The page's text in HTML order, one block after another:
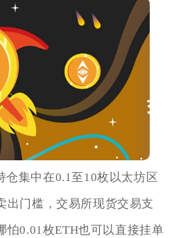
仓集中在0.1至10枚以太坊区
出门槛，交易所现货交易支
怕0.01枚ETH也可以直接挂单